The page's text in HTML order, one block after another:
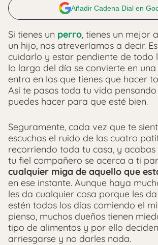
Añadir Cadena Dial en
Si tienes un perro, tienes un mejor
un hijo, nos atreveríamos a decir.
cuidarlo y estar pendiente de todo
lo largo del día se convierte en
entra en las que tienes que hacer
Así te pasas toda tu vida
puedes hacer para que esté bien.
Seguramente, cada vez que te
escuchas el ruido de las cuatro
recorriendo toda tu casa, y
tu fiel compañero se acerca a ti
cualquier miga de aquello que
en ese instante. Aunque haya
les da cualquier cosa porque les
estén todos los días comiendo el
pienso, muchos dueños tienen
tipo de alimentos y por ello
arriesgarse y no darles nada.